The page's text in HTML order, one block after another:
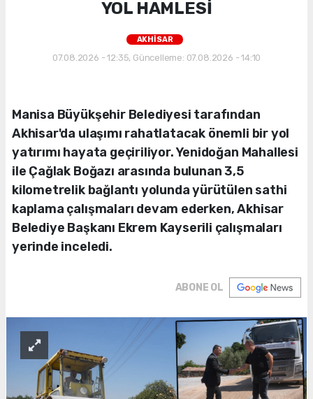
YOL HAMLESİ
AKHİSAR
07.08.2026 - 12:35, Güncelleme: 07.08.2026 - 14:10
Manisa Büyükşehir Belediyesi tarafından
Akhisar'da ulaşımı rahatlatacak önemli bir yol
yatırımı hayata geçiriliyor. Yenidoğan Mahallesi
ile Çağlak Boğazı arasında bulunan 3,5
kilometrelik bağlantı yolunda yürütülen sathi
kaplama çalışmaları devam ederken, Akhisar
Belediye Başkanı Ekrem Kayserili çalışmaları
yerinde inceledi.
ABONE OL